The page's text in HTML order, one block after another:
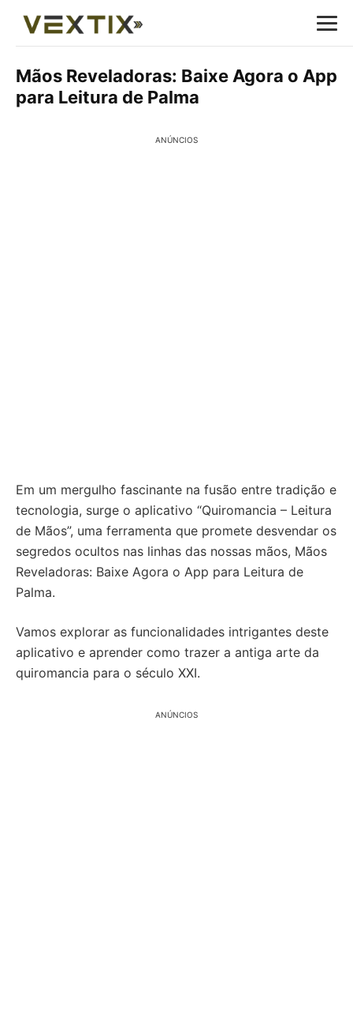
Mãos Reveladoras: Baixe Agora o App
para Leitura de Palma
ANÚNCIOS
Em um mergulho fascinante na fusão entre tradição e
tecnologia, surge o aplicativo “Quiromancia – Leitura
de Mãos”, uma ferramenta que promete desvendar os
segredos ocultos nas linhas das nossas mãos, Mãos
Reveladoras: Baixe Agora o App para Leitura de
Palma.
Vamos explorar as funcionalidades intrigantes deste
aplicativo e aprender como trazer a antiga arte da
quiromancia para o século XXI.
ANÚNCIOS